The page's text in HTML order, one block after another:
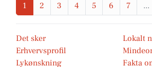
1 2 3 4 5 6 7 ...
Det sker
Lokalt
Erhvervsprofil
Lykønskning
Fakta